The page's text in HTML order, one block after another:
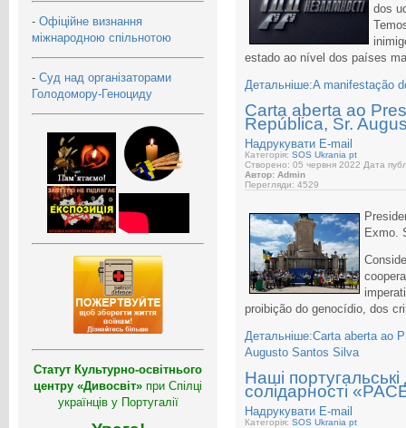
- Офіційне визнання
міжнародною спільнотою
- Суд над організаторами
Голодомору-Геноциду
Статут Культурно-освітнього
центру «Дивосвіт» при Спілці
українців у Португалії
dos
estado ao nível dos países
Детальніше:A manifestação
Carta aberta ao
República, Sr.
Надрукувати E-mail
Категорія: SOS Ukrania pt
Створено: 05 червня 2022 Дата
Автор: Admin
Перегляди: 4529
Exmo.
proibição do genocídio, dos
Детальніше:Carta aberta ao
Augusto Santos Silva
Наші
солідарності
Надрукувати E-mail
Категорія: SOS Ukrania pt